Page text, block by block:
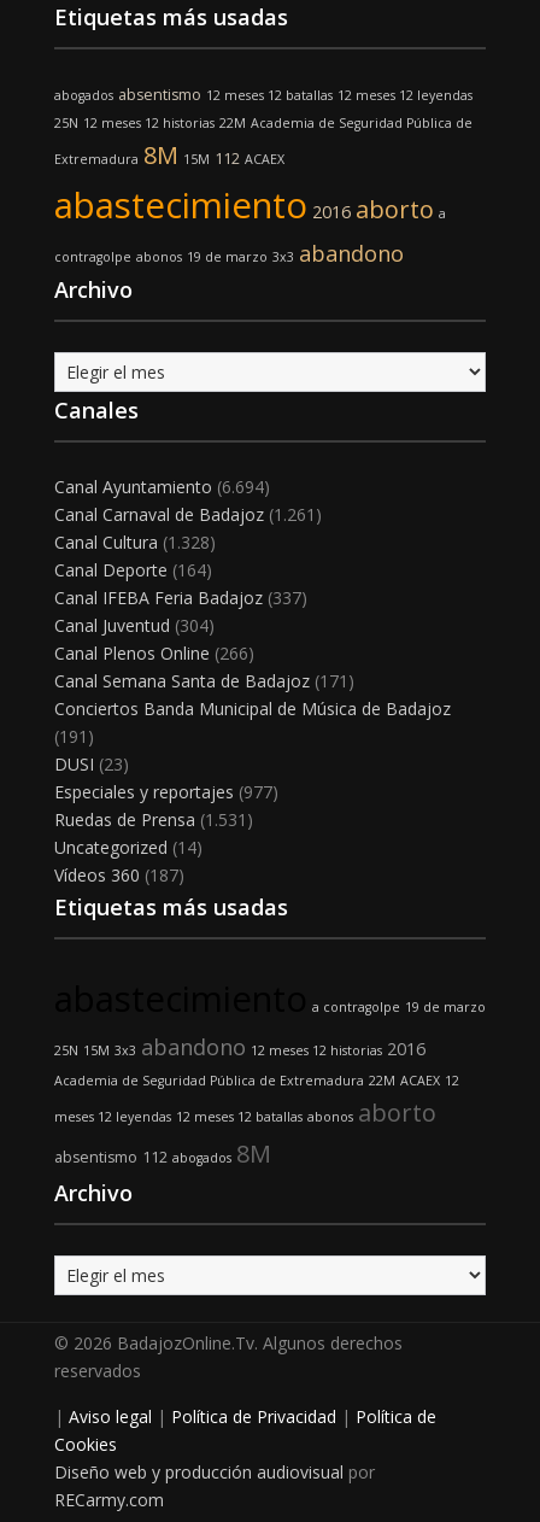
Etiquetas más usadas
abogados absentismo 12 meses 12 batallas 12 meses 12 leyendas
25N 12 meses 12 historias 22M Academia de Seguridad Pública de
Extremadura 8M 15M 112 ACAEX
abastecimiento 2016 aborto a
contragolpe abonos 19 de marzo 3x3 abandono
Archivo
Archivo
Canales
Canal Ayuntamiento (6.694)
Canal Carnaval de Badajoz(1.261)
Canal Cultura (1.328)
Canal Deporte (164)
Canal IFEBA Feria Badajoz(337)
Canal Juventud (304)
Canal Plenos Online (266)
Canal Semana Santa de Badajoz(171)
Conciertos Banda Municipal de Música de Badajoz
(191)
DUSI (23)
Especiales y reportajes (977)
Ruedas de Prensa (1.531)
Uncategorized (14)
Vídeos 360 (187)
Etiquetas más usadas
a contragolpe 19 de marzo
25N 15M 3x3 abandono 12 meses 12 historias 2016
Academia de Seguridad Pública de Extremadura 22M ACAEX 12
meses 12 leyendas 12 meses 12 batallas abonos aborto
absentismo 112 abogados 8M
Archivo
Archivo
© 2026 BadajozOnline.Tv. Algunos derechos
reservados
| Aviso legal | Política de Privacidad | Política de
Cookies
Diseño web y producción audiovisual por
RECarmy.com